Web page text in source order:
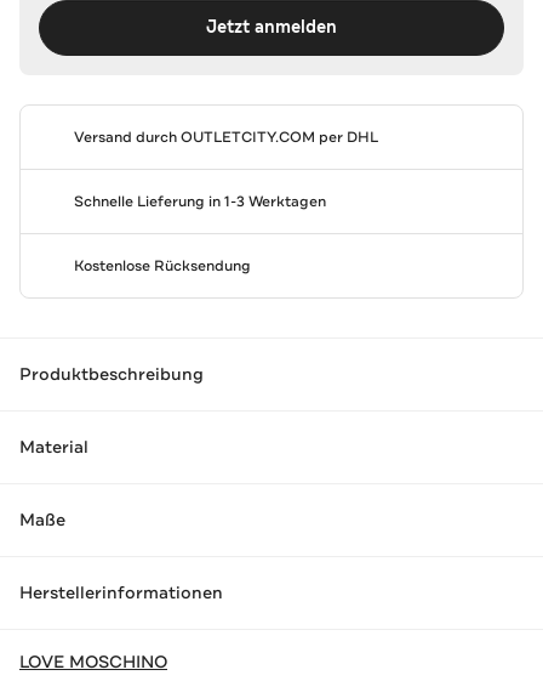
Jetzt anmelden
Versand durchOUTLETCITY.COM per DHL
Schnelle Lieferung in 1-3 Werktagen
Kostenlose Rücksendung
Produktbeschreibung
Material
Maße
Herstellerinformationen
LOVE MOSCHINO